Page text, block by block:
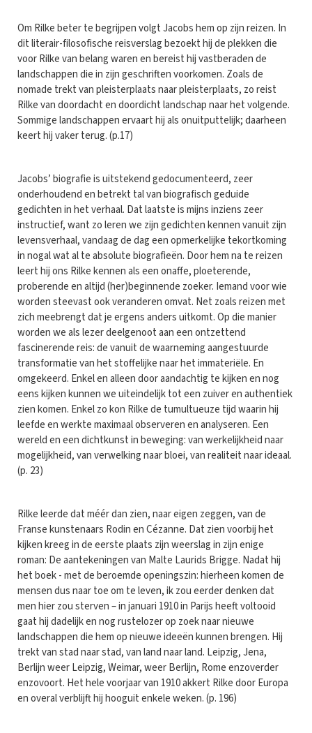
Om Rilke beter te begrijpen volgt Jacobs hem op zijn reizen. In
dit literair-filosofische reisverslag bezoekt hij de plekken die
voor Rilke van belang waren en bereist hij vastberaden de
landschappen die in zijn geschriften voorkomen. Zoals de
nomade trekt van pleisterplaats naar pleisterplaats, zo reist
Rilke van doordacht en doordicht landschap naar het volgende.
Sommige landschappen ervaart hij als onuitputtelijk; daarheen
keert hij vaker terug. (p.17)
Jacobs’ biografie is uitstekend gedocumenteerd, zeer
onderhoudend en betrekt tal van biografisch geduide
gedichten in het verhaal. Dat laatste is mijns inziens zeer
instructief, want zo leren we zijn gedichten kennen vanuit zijn
levensverhaal, vandaag de dag een opmerkelijke tekortkoming
in nogal wat al te absolute biografieën. Door hem na te reizen
leert hij ons Rilke kennen als een onaffe, ploeterende,
proberende en altijd (her)beginnende zoeker. Iemand voor wie
worden steevast ook veranderen omvat. Net zoals reizen met
zich meebrengt dat je ergens anders uitkomt. Op die manier
worden we als lezer deelgenoot aan een ontzettend
fascinerende reis: de vanuit de waarneming aangestuurde
transformatie van het stoffelijke naar het immateriële. En
omgekeerd. Enkel en alleen door aandachtig te kijken en nog
eens kijken kunnen we uiteindelijk tot een zuiver en authentiek
zien komen. Enkel zo kon Rilke de tumultueuze tijd waarin hij
leefde en werkte maximaal observeren en analyseren. Een
wereld en een dichtkunst in beweging: van werkelijkheid naar
mogelijkheid, van verwelking naar bloei, van realiteit naar ideaal.
(p. 23)
Rilke leerde dat méér dan zien, naar eigen zeggen, van de
Franse kunstenaars Rodin en Cézanne. Dat zien voorbij het
kijken kreeg in de eerste plaats zijn weerslag in zijn enige
roman: De aantekeningen van Malte Laurids Brigge. Nadat hij
het boek - met de beroemde openingszin: hierheen komen de
mensen dus naar toe om te leven, ik zou eerder denken dat
men hier zou sterven – in januari 1910 in Parijs heeft voltooid
gaat hij dadelijk en nog rustelozer op zoek naar nieuwe
landschappen die hem op nieuwe ideeën kunnen brengen. Hij
trekt van stad naar stad, van land naar land. Leipzig, Jena,
Berlijn weer Leipzig, Weimar, weer Berlijn, Rome enzoverder
enzovoort. Het hele voorjaar van 1910 akkert Rilke door Europa
en overal verblijft hij hooguit enkele weken. (p. 196)